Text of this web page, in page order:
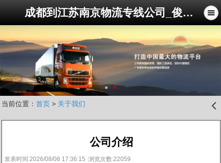
成都到江苏南京物流专线公司_俊亚物流公司
当前位置： 首页> 关于我们 󰊒
公司介绍
发表时间:2026/08/08 17:36:15 浏览次数:22059